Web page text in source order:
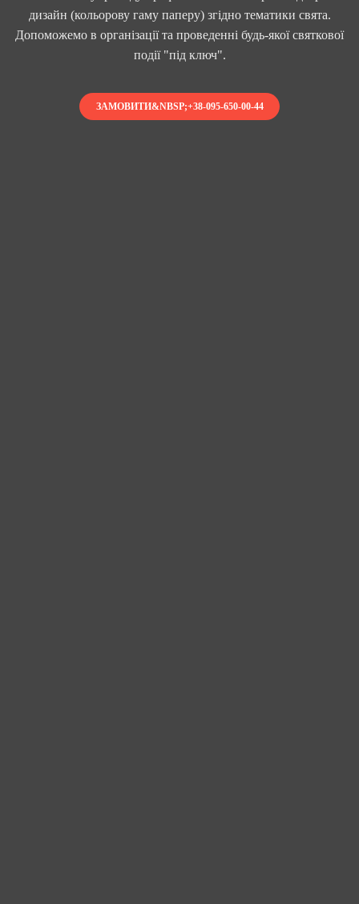
дизайн (кольорову гаму паперу) згідно тематики свята.
Допоможемо в організації та проведенні будь-якої святкової
події "під ключ".
ЗАМОВИТИ&NBSP;+38-095-650-00-44